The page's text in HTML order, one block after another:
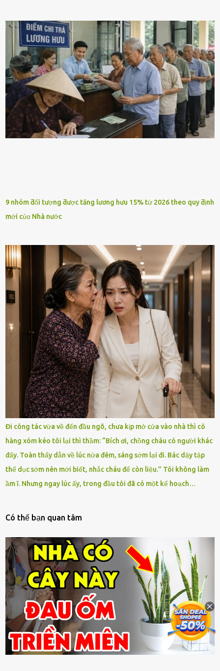
9 nhóm ƌối tượng ƌược tăng lương hưu 15% từ 2026 theo quy ƌịnh
mới củɑ Nhà nước
Đi công tác vừa về đến đầu ngõ, chưa kịp mở cửa vào nhà thì cô
hàng xóm kéo tôi lại thì thầm: “Bích ơi, chồng cháu có người khác
đấy. Toàn thấy dẫn về lúc nửa đêm, sáng sớm lại đi. Bác dậy tập
thể dục sớm nên mới biết, nhắc cháu để còn liệu.” Tôi không làm
ầm ĩ. Nhưng ngay lúc ấy, trong đầu tôi đã có một kế hoạch…
Có thế bạn quan tâm